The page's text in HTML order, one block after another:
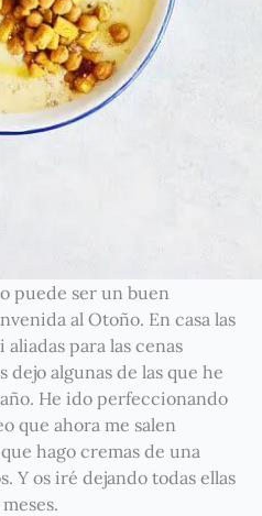
puede ser un buen
al Otoño. En casa las
para las cenas
algunas de las que he
He ido perfeccionando
que ahora me salen
hago cremas de una
Y os iré dejando todas ellas